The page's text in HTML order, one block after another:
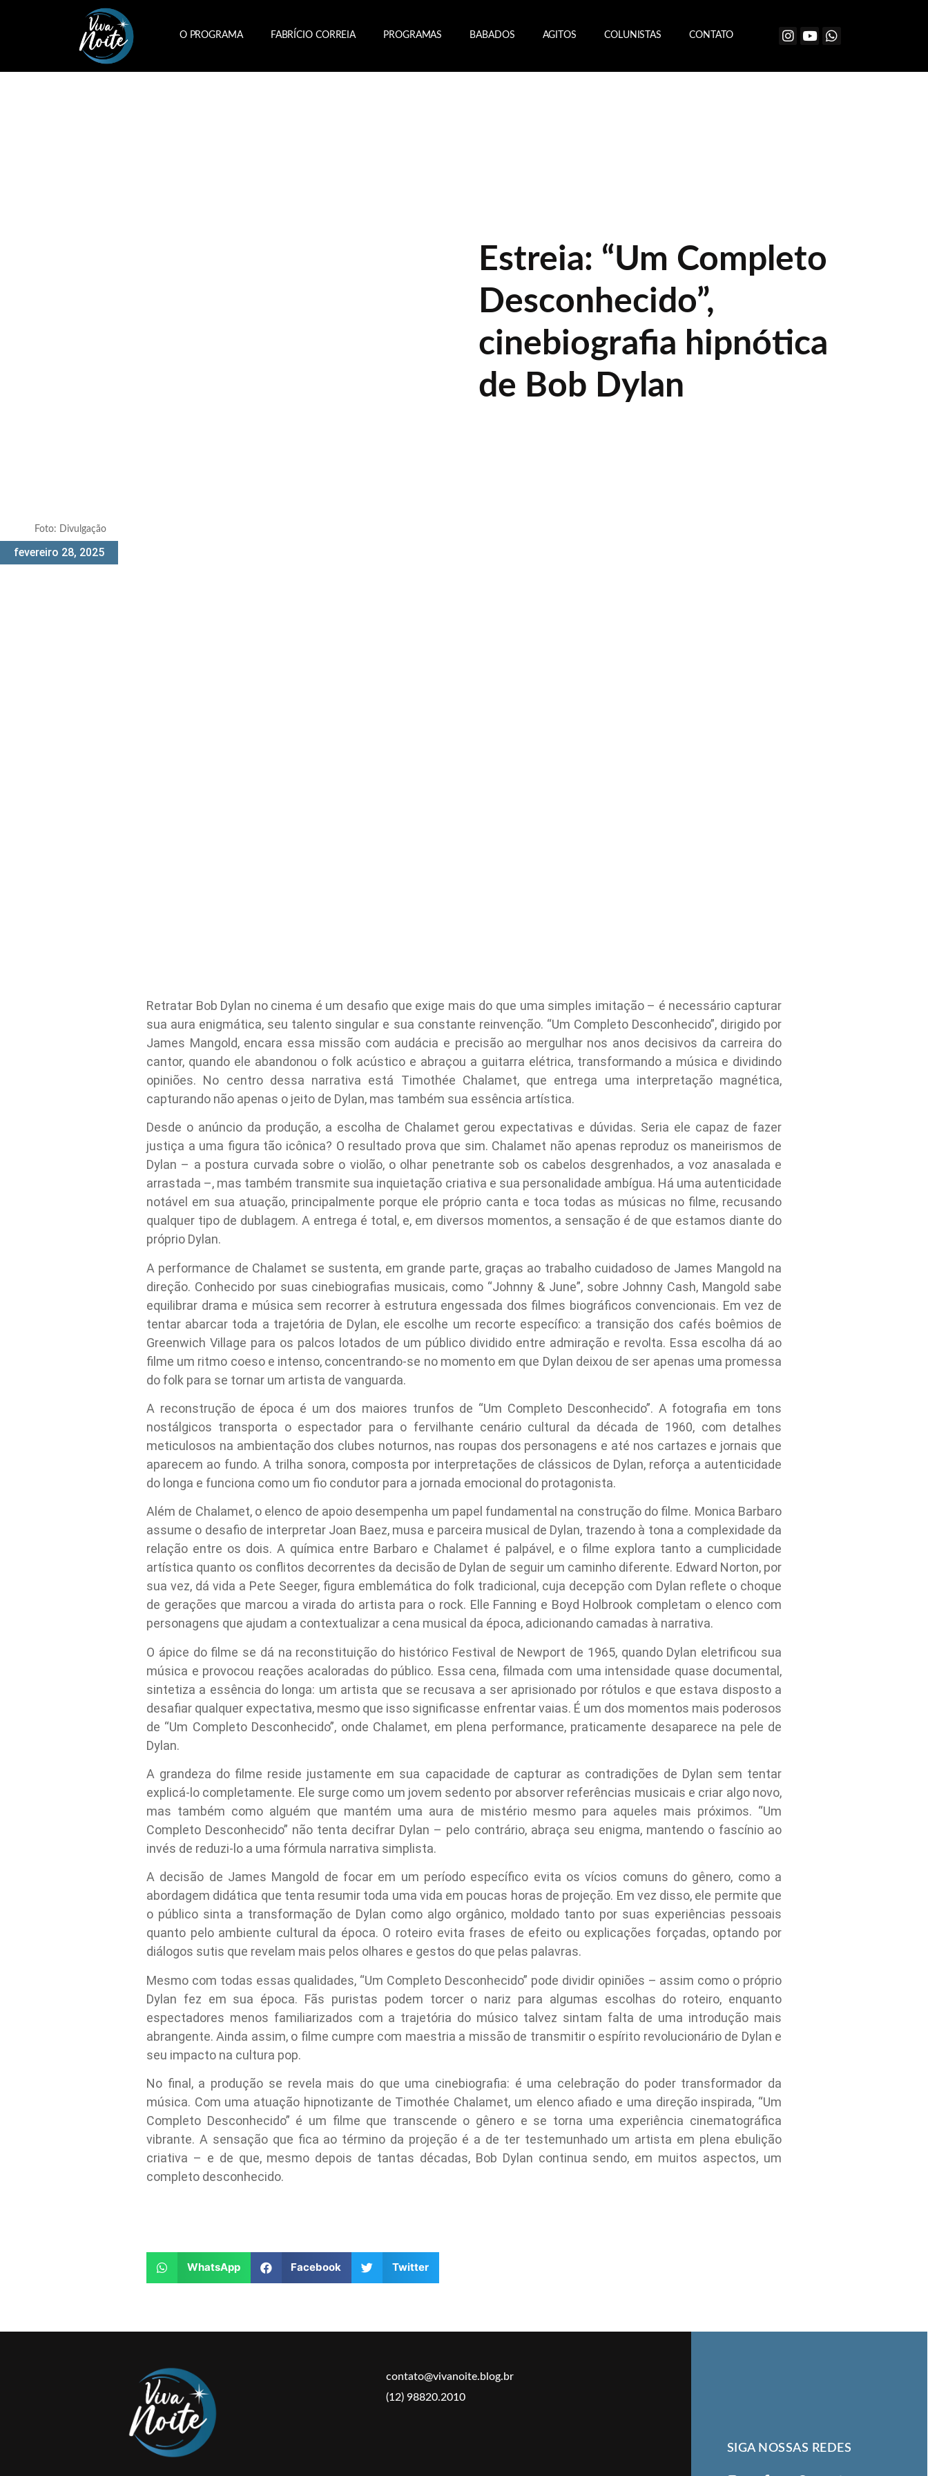
O PROGRAMA FABRÍCIO CORREIA PROGRAMAS BABADOS AGITOS COLUNISTAS CONTATO
Foto: Divulgação
fevereiro 28, 2025
Estreia: “Um Completo
Desconhecido”,
cinebiografia hipnótica
de Bob Dylan
Retratar Bob Dylan no cinema é um desafio que exige mais do que uma simples imitação – é necessário capturar
sua aura enigmática, seu talento singular e sua constante reinvenção. “Um Completo Desconhecido”, dirigido por
James Mangold, encara essa missão com audácia e precisão ao mergulhar nos anos decisivos da carreira do
cantor, quando ele abandonou o folk acústico e abraçou a guitarra elétrica, transformando a música e dividindo
opiniões. No centro dessa narrativa está Timothée Chalamet, que entrega uma interpretação magnética,
capturando não apenas o jeito de Dylan, mas também sua essência artística.
Desde o anúncio da produção, a escolha de Chalamet gerou expectativas e dúvidas. Seria ele capaz de fazer
justiça a uma figura tão icônica? O resultado prova que sim. Chalamet não apenas reproduz os maneirismos de
Dylan – a postura curvada sobre o violão, o olhar penetrante sob os cabelos desgrenhados, a voz anasalada e
arrastada –, mas também transmite sua inquietação criativa e sua personalidade ambígua. Há uma autenticidade
notável em sua atuação, principalmente porque ele próprio canta e toca todas as músicas no filme, recusando
qualquer tipo de dublagem. A entrega é total, e, em diversos momentos, a sensação é de que estamos diante do
próprio Dylan.
A performance de Chalamet se sustenta, em grande parte, graças ao trabalho cuidadoso de James Mangold na
direção. Conhecido por suas cinebiografias musicais, como “Johnny & June”, sobre Johnny Cash, Mangold sabe
equilibrar drama e música sem recorrer à estrutura engessada dos filmes biográficos convencionais. Em vez de
tentar abarcar toda a trajetória de Dylan, ele escolhe um recorte específico: a transição dos cafés boêmios de
Greenwich Village para os palcos lotados de um público dividido entre admiração e revolta. Essa escolha dá ao
filme um ritmo coeso e intenso, concentrando-se no momento em que Dylan deixou de ser apenas uma promessa
do folk para se tornar um artista de vanguarda.
A reconstrução de época é um dos maiores trunfos de “Um Completo Desconhecido”. A fotografia em tons
nostálgicos transporta o espectador para o fervilhante cenário cultural da década de 1960, com detalhes
meticulosos na ambientação dos clubes noturnos, nas roupas dos personagens e até nos cartazes e jornais que
aparecem ao fundo. A trilha sonora, composta por interpretações de clássicos de Dylan, reforça a autenticidade
do longa e funciona como um fio condutor para a jornada emocional do protagonista.
Além de Chalamet, o elenco de apoio desempenha um papel fundamental na construção do filme. Monica Barbaro
assume o desafio de interpretar Joan Baez, musa e parceira musical de Dylan, trazendo à tona a complexidade da
relação entre os dois. A química entre Barbaro e Chalamet é palpável, e o filme explora tanto a cumplicidade
artística quanto os conflitos decorrentes da decisão de Dylan de seguir um caminho diferente. Edward Norton, por
sua vez, dá vida a Pete Seeger, figura emblemática do folk tradicional, cuja decepção com Dylan reflete o choque
de gerações que marcou a virada do artista para o rock. Elle Fanning e Boyd Holbrook completam o elenco com
personagens que ajudam a contextualizar a cena musical da época, adicionando camadas à narrativa.
O ápice do filme se dá na reconstituição do histórico Festival de Newport de 1965, quando Dylan eletrificou sua
música e provocou reações acaloradas do público. Essa cena, filmada com uma intensidade quase documental,
sintetiza a essência do longa: um artista que se recusava a ser aprisionado por rótulos e que estava disposto a
desafiar qualquer expectativa, mesmo que isso significasse enfrentar vaias. É um dos momentos mais poderosos
de “Um Completo Desconhecido”, onde Chalamet, em plena performance, praticamente desaparece na pele de
Dylan.
A grandeza do filme reside justamente em sua capacidade de capturar as contradições de Dylan sem tentar
explicá-lo completamente. Ele surge como um jovem sedento por absorver referências musicais e criar algo novo,
mas também como alguém que mantém uma aura de mistério mesmo para aqueles mais próximos. “Um
Completo Desconhecido” não tenta decifrar Dylan – pelo contrário, abraça seu enigma, mantendo o fascínio ao
invés de reduzi-lo a uma fórmula narrativa simplista.
A decisão de James Mangold de focar em um período específico evita os vícios comuns do gênero, como a
abordagem didática que tenta resumir toda uma vida em poucas horas de projeção. Em vez disso, ele permite que
o público sinta a transformação de Dylan como algo orgânico, moldado tanto por suas experiências pessoais
quanto pelo ambiente cultural da época. O roteiro evita frases de efeito ou explicações forçadas, optando por
diálogos sutis que revelam mais pelos olhares e gestos do que pelas palavras.
Mesmo com todas essas qualidades, “Um Completo Desconhecido” pode dividir opiniões – assim como o próprio
Dylan fez em sua época. Fãs puristas podem torcer o nariz para algumas escolhas do roteiro, enquanto
espectadores menos familiarizados com a trajetória do músico talvez sintam falta de uma introdução mais
abrangente. Ainda assim, o filme cumpre com maestria a missão de transmitir o espírito revolucionário de Dylan e
seu impacto na cultura pop.
No final, a produção se revela mais do que uma cinebiografia: é uma celebração do poder transformador da
música. Com uma atuação hipnotizante de Timothée Chalamet, um elenco afiado e uma direção inspirada, “Um
Completo Desconhecido” é um filme que transcende o gênero e se torna uma experiência cinematográfica
vibrante. A sensação que fica ao término da projeção é a de ter testemunhado um artista em plena ebulição
criativa – e de que, mesmo depois de tantas décadas, Bob Dylan continua sendo, em muitos aspectos, um
completo desconhecido.
WhatsApp Facebook Twitter
contato@vivanoite.blog.br
(12) 98820.2010
SIGA NOSSAS REDES